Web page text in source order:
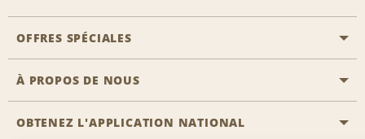
Emplacements Emerald Aisle
Agents de voyage
Réserver un véhicule pour quelqu'un d'autre
Clients ayant un handicap
Nous contacter
FAQ
OFFRES SPÉCIALES
Toutes les offres
À PROPOS DE NOUS
Histoire de l’entreprise
OBTENEZ L'APPLICATION NATIONAL